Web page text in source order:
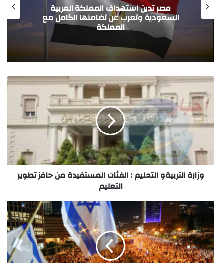
وزير الخارجية يؤكد لنظرائه في الكويت
والبحرين والأردن تضامن مصر مع الدول العربية
الشقيقة ضد الاعتداءات الإيرانية الأخير
وزارة التربيةو التعليم : الفئات المستفيدة من حافز تطوير
التعليم